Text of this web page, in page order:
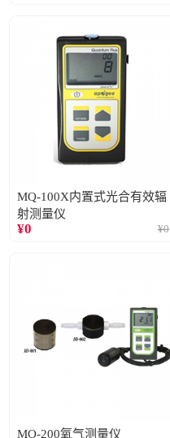
MQ-100X内置式光合有效辐
射测量仪
¥0 ¥0
MO-200氧气测量仪